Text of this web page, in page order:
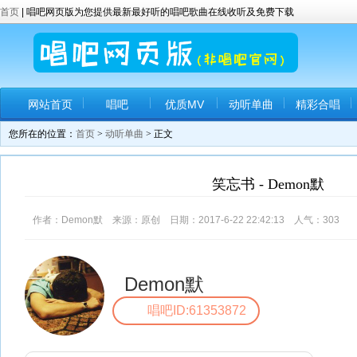
首页 | 唱吧网页版为您提供最新最好听的唱吧歌曲在线收听及免费下载
网站首页 唱吧 优质MV 动听单曲 精彩合唱
您所在的位置： 首页 > 动听单曲 > 正文
笑忘书 - Demon默
作者：Demon默 来源：原创 日期：2017-6-22 22:42:13 人气： 303
Demon默
唱吧ID:61353872